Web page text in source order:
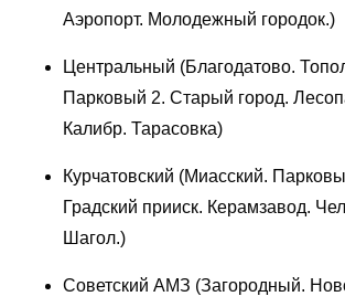
Аэропорт. Молодежный городок.)
Центральный (Благодатово.
Парковый 2. Старый город.
Калибр. Тарасовка)
Курчатовский (Миасский.
Градский прииск. Керамзавод.
Шагол.)
Советский АМЗ (Загородный.